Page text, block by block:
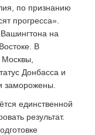
по признанию
прогресса».
на
В
Донбасса и
заморожены.
единственной
результат.